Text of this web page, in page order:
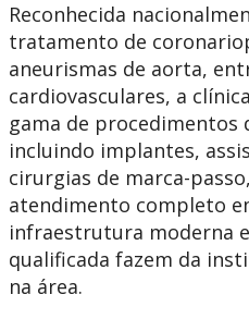
Reconhecida
tratamento de
aneurismas de aorta,
cardiovasculares, a
gama de procedimentos
incluindo implantes,
cirurgias de marca-
atendimento completo
infraestrutura moderna
qualificada fazem da
na área.